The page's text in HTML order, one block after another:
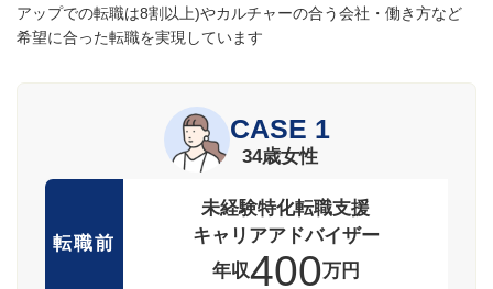
アップでの転職は8割以上)やカルチャーの合う会社・働き方など
希望に合った転職を実現しています
CASE 1
34歳女性
転職前
未経験特化転職支援
キャリアアドバイザー
年収400万円